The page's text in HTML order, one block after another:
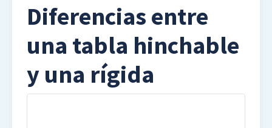
Diferencias entre
una tabla hinchable
y una rígida